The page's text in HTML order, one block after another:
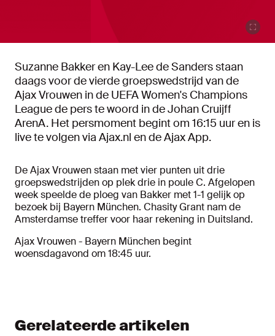
Suzanne Bakker en Kay-Lee de Sanders staan
daags voor de vierde groepswedstrijd van de
Ajax Vrouwen in de UEFA Women's Champions
League de pers te woord in de Johan Cruijff
ArenA. Het persmoment begint om 16:15 uur en is
live te volgen via Ajax.nl en de Ajax App.
De Ajax Vrouwen staan met vier punten uit drie
groepswedstrijden op plek drie in poule C. Afgelopen
week speelde de ploeg van Bakker met 1-1 gelijk op
bezoek bij Bayern München. Chasity Grant nam de
Amsterdamse treffer voor haar rekening in Duitsland.
Ajax Vrouwen - Bayern München begint
woensdagavond om 18:45 uur.
Gerelateerde artikelen